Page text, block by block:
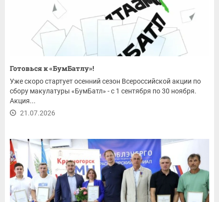
Готовься к «БумБатлу»!
Уже скоро стартует осенний сезон Всероссийской акции по
сбору макулатуры «БумБатл» - с 1 сентября по 30 ноября.
Акция...
21.07.2026